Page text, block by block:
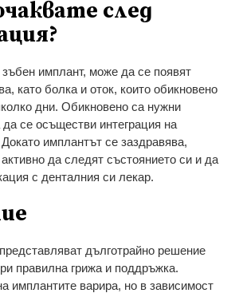
след
имплант, може да се появят
като болка и оток, които обикновено
дни. Обикновено са нужни
се осъществи интеграция на
имплантът се заздравява,
да следят състоянието си и да
с денталния си лекар.
дълготрайно решение
правилна грижа и поддръжка.
имплантите варира, но в зависимост